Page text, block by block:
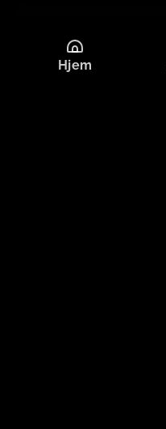
Originaltitel
FormatHjem